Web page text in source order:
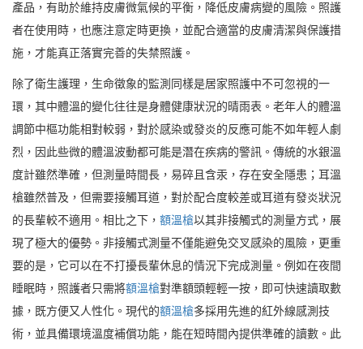
產品，有助於維持皮膚微氣候的平衡，降低皮膚病變的風險。照護
者在使用時，也應注意定時更換，並配合適當的皮膚清潔與保護措
施，才能真正落實完善的失禁照護。
除了衛生護理，生命徵象的監測同樣是居家照護中不可忽視的一
環，其中體溫的變化往往是身體健康狀況的晴雨表。老年人的體溫
調節中樞功能相對較弱，對於感染或發炎的反應可能不如年輕人劇
烈，因此些微的體溫波動都可能是潛在疾病的警訊。傳統的水銀溫
度計雖然準確，但測量時間長，易碎且含汞，存在安全隱患；耳溫
槍雖然普及，但需要接觸耳道，對於配合度較差或耳道有發炎狀況
的長輩較不適用。相比之下， 額溫槍以其非接觸式的測量方式，展
現了極大的優勢。非接觸式測量不僅能避免交叉感染的風險，更重
要的是，它可以在不打擾長輩休息的情況下完成測量。例如在夜間
睡眠時，照護者只需將額溫槍對準額頭輕輕一按，即可快速讀取數
據，既方便又人性化。現代的額溫槍多採用先進的紅外線感測技
術，並具備環境溫度補償功能，能在短時間內提供準確的讀數。此